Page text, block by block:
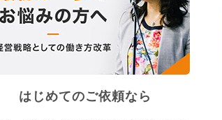
はじめてのご依頼なら